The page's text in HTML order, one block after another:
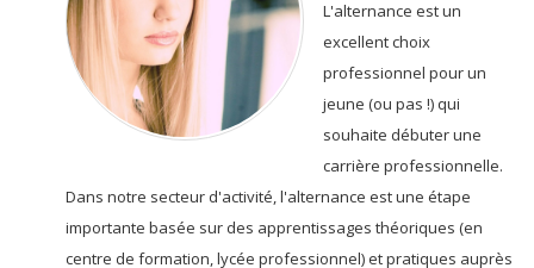
L'alternance est un
excellent choix
professionnel pour un
jeune (ou pas !) qui
souhaite débuter une
carrière professionnelle.
Dans notre secteur d'activité, l'alternance est une étape
importante basée sur des apprentissages théoriques (en
centre de formation, lycée professionnel) et pratiques auprès